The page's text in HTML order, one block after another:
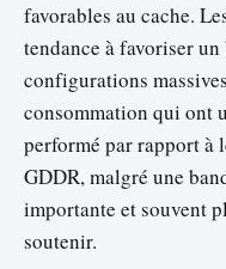
favorables au cache.
tendance à favoriser
configurations
consommation qui ont
performé par rapport à
GDDR, malgré une
importante et souvent
soutenir.